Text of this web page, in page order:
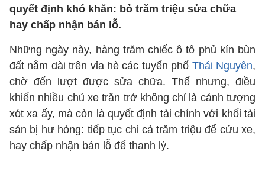
quyết định khó khăn: bỏ trăm triệu sửa chữa
hay chấp nhận bán lỗ.
Những ngày này, hàng trăm chiếc ô tô phủ kín bùn
đất nằm dài trên vỉa hè các tuyến phố Thái Nguyên,
chờ đến lượt được sửa chữa. Thế nhưng, điều
khiến nhiều chủ xe trăn trở không chỉ là cảnh tượng
xót xa ấy, mà còn là quyết định tài chính với khối tài
sản bị hư hỏng: tiếp tục chi cả trăm triệu để cứu xe,
hay chấp nhận bán lỗ để thanh lý.